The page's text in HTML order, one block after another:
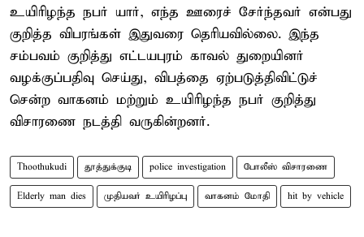
உயிரிழந்த நபர் யார், எந்த ஊரைச் சேர்ந்தவர் என்பது
குறித்த விபரங்கள் இதுவரை தெரியவில்லை. இந்த
சம்பவம் குறித்து எட்டயபுரம் காவல் துறையினர்
வழக்குப்பதிவு செய்து, விபத்தை ஏற்படுத்திவிட்டுச்
சென்ற வாகனம் மற்றும் உயிரிழந்த நபர் குறித்து
விசாரணை நடத்தி வருகின்றனர்.
Thoothukudi தூத்துக்குடி police investigation போலீஸ் விசாரணை
Elderly man dies முதியவர் உயிரிழப்பு வாகனம் மோதி hit by vehicle